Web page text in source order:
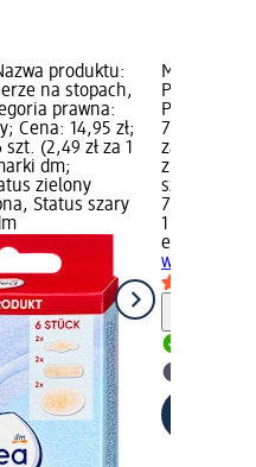
produktu:
na stopach,
prawna:
Cena: 14,95 zł;
(2,49 zł za 1
dm;
zielony
Status szary
Marka:
Plasterki
Pimple
7,95 zł;
za 1 szt.);
zielony
szary
7,95 zł
1 szt. (7,95
essence
wypryski